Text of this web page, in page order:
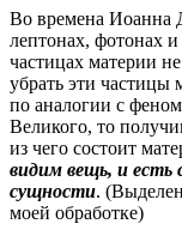
Во времена Иоанна
лептонах, фотонах
частицах материи
убрать эти частицы
по аналогии с
Великого, то
из чего состоит
видим вещь, и есть
сущности.
моей обработке)